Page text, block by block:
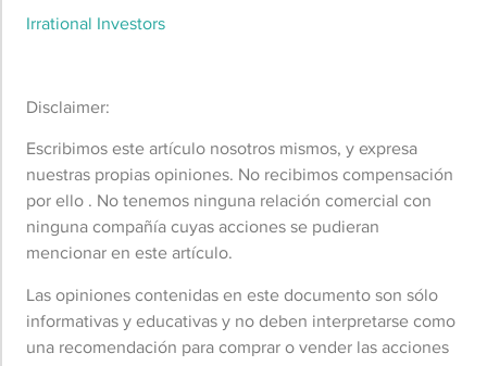
Irrational Investors
Disclaimer:
Escribimos este artículo nosotros mismos, y expresa
nuestras propias opiniones. No recibimos compensación
por ello . No tenemos ninguna relación comercial con
ninguna compañía cuyas acciones se pudieran
mencionar en este artículo.
Las opiniones contenidas en este documento son sólo
informativas y educativas y no deben interpretarse como
una recomendación para comprar o vender las acciones